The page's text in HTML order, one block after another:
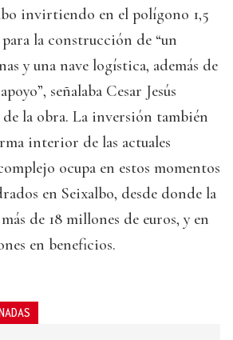
invirtiendo en el polígono 1,5
la construcción de “un
y una nave logística, además de
señalaba Cesar Jesús
la obra. La inversión también
interior de las actuales
ocupa en estos momentos
en Seixalbo, desde donde la
de 18 millones de euros, y en
en beneficios.